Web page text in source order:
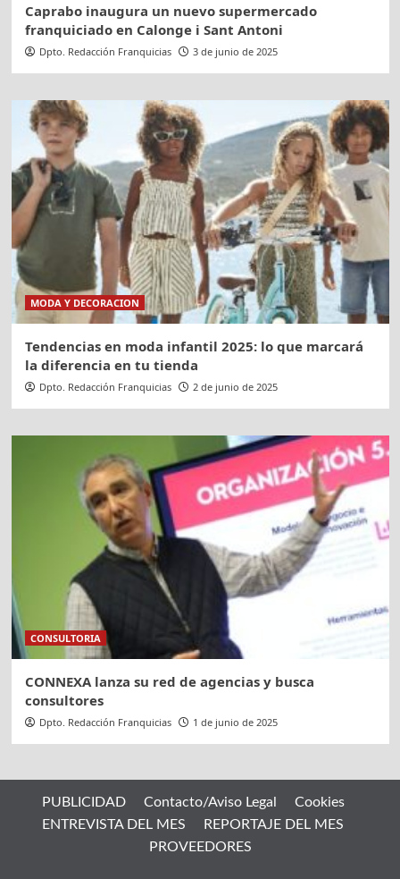
Caprabo inaugura un nuevo supermercado
franquiciado en Calonge i Sant Antoni
Dpto. Redacción Franquicias 3 de junio de 2025
MODA Y DECORACION
Tendencias en moda infantil 2025: lo que marcará
la diferencia en tu tienda
Dpto. Redacción Franquicias 2 de junio de 2025
CONSULTORIA
CONNEXA lanza su red de agencias y busca
consultores
Dpto. Redacción Franquicias 1 de junio de 2025
PUBLICIDAD Contacto/Aviso Legal
Cookies
ENTREVISTA DEL MES
REPORTAJE DEL MES
PROVEEDORES